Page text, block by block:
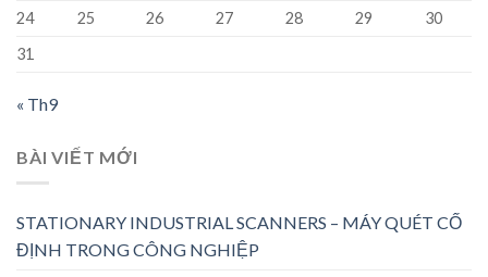
24
25 26 27 28 29
30
31
« Th9
BÀI VIẾT MỚI
STATIONARY INDUSTRIAL SCANNERS – MÁY QUÉT CỐ
ĐỊNH TRONG CÔNG NGHIỆP